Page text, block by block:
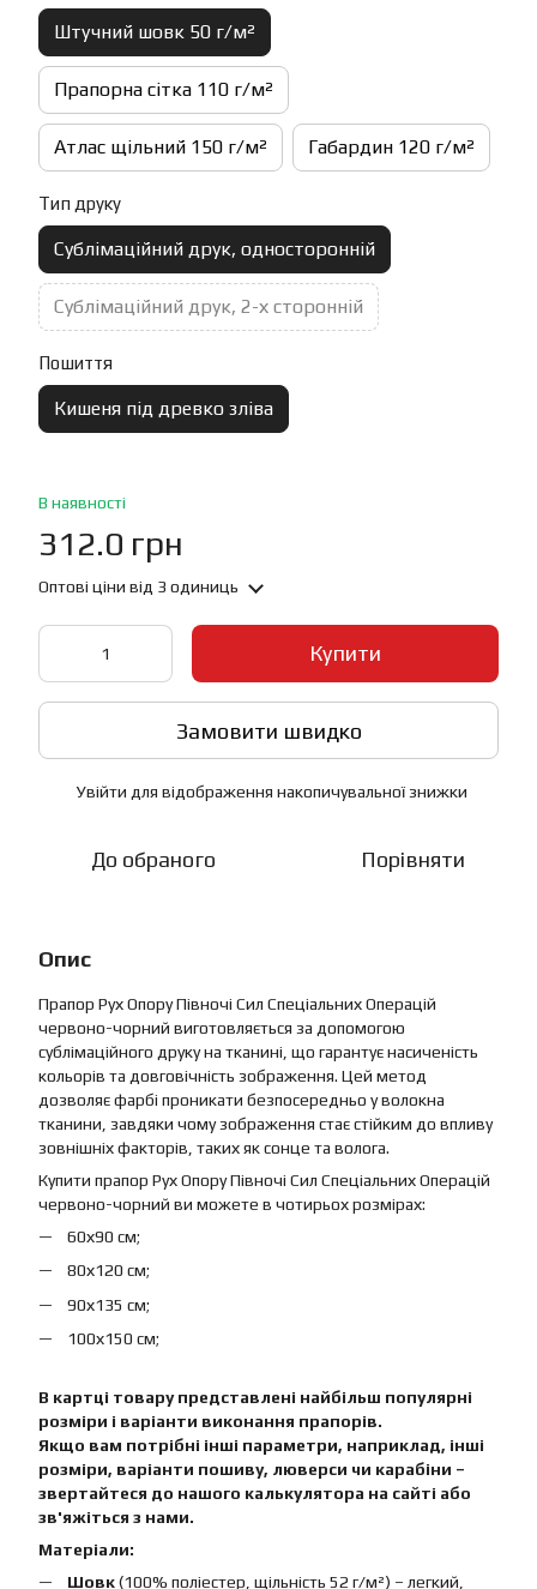
Штучний шовк 50 г/м²
Прапорна сітка 110 г/м²
Атлас щільний 150 г/м² Габардин 120 г/м²
Тип друку
Сублімаційний друк, односторонній
Сублімаційний друк, 2-х сторонній
Пошиття
Кишеня під древко зліва
В наявності
312.0 грн
Оптові ціни від 3 одиниць
Купити
Замовити швидко
Увійти для відображення накопичувальної знижки
До обраного Порівняти
Опис
Прапор Рух Опору Півночі Сил Спеціальних Операцій
червоно-чорний виготовляється за допомогою
сублімаційного друку на тканині, що гарантує насиченість
кольорів та довговічність зображення. Цей метод
дозволяє фарбі проникати безпосередньо у волокна
тканини, завдяки чому зображення стає стійким до впливу
зовнішніх факторів, таких як сонце та волога.
Купити прапор Рух Опору Півночі Сил Спеціальних Операцій
червоно-чорний ви можете в чотирьох розмірах:
60х90 см;
80х120 см;
90х135 см;
100х150 см;
В картці товару представлені найбільш популярні
розміри і варіанти виконання прапорів.
Якщо вам потрібні інші параметри, наприклад, інші
розміри, варіанти пошиву, люверси чи карабіни –
звертайтеся до нашого калькулятора на сайті або
зв'яжіться з нами.
Матеріали:
Шовк(100% поліестер, щільність 52 г/м²) – легкий,